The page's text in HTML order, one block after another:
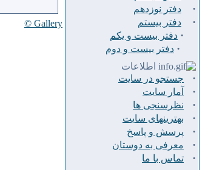
· دفتر نوزدهم
· دفتر بیستم
· دفتر بیست و یکم
· دفتر بیست و دوم
اطلاعات
· جستجو در سایت
· آمار سایت
· نظرسنجی ها
· بهترینهای سایت
· پرسش و پاسخ
· معرفی به دوستان
·
تماس با ما
Gallery ©